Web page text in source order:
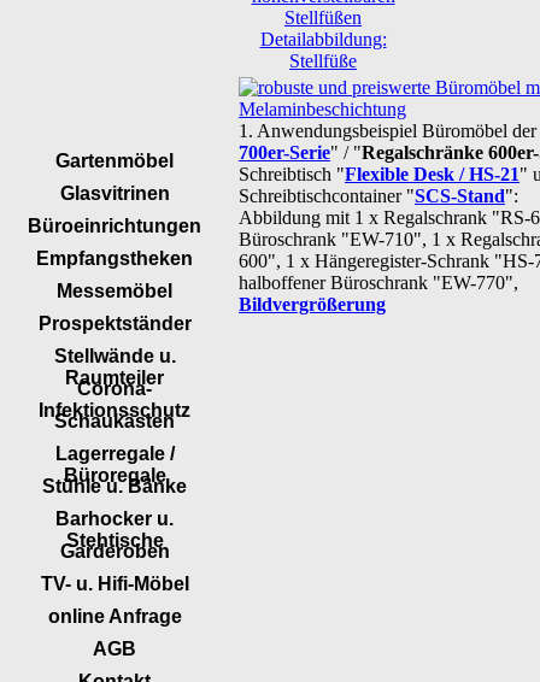
Gartenmöbel
Glasvitrinen
Büroeinrichtungen
Empfangstheken
Messemöbel
Prospektständer
Stellwände u.
Raumteiler
Corona-
Infektionsschutz
Schaukästen
Lagerregale /
Büroregale
Stühle u. Bänke
Barhocker u.
Stehtische
Garderoben
TV- u. Hifi-Möbel
online Anfrage
AGB
Detailabbildung:
Stellfüße
1. Anwendungsbeispiel Büromöbel
700er-Serie" / "Regalschränke
Schreibtisch "Flexible Desk / HS-21"
Schreibtischcontainer "SCS-Stand":
Abbildung mit 1 x Regalschrank "RS-
Büroschrank "EW-710", 1 x
600", 1 x Hängeregister-Schrank
halboffener Büroschrank "EW-770",
Bildvergrößerung